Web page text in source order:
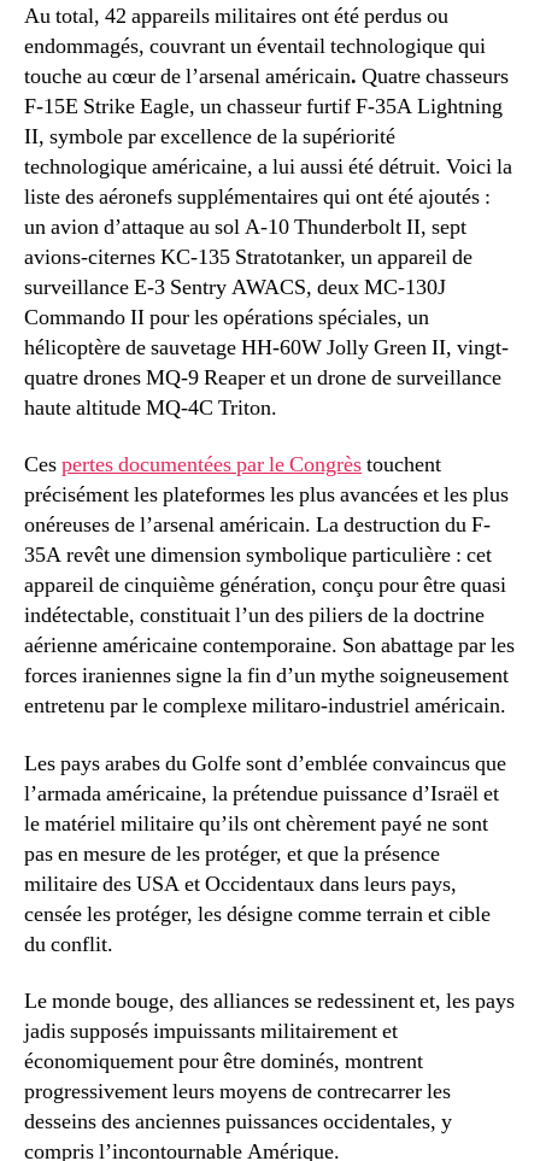
Au total, 42 appareils militaires ont été perdus ou
endommagés, couvrant un éventail technologique qui
touche au cœur de l’arsenal américain. Quatre chasseurs
F-15E Strike Eagle, un chasseur furtif F-35A Lightning
II, symbole par excellence de la supériorité
technologique américaine, a lui aussi été détruit. Voici la
liste des aéronefs supplémentaires qui ont été ajoutés :
un avion d’attaque au sol A-10 Thunderbolt II, sept
avions-citernes KC-135 Stratotanker, un appareil de
surveillance E-3 Sentry AWACS, deux MC-130J
Commando II pour les opérations spéciales, un
hélicoptère de sauvetage HH-60W Jolly Green II, vingt-
quatre drones MQ-9 Reaper et un drone de surveillance
haute altitude MQ-4C Triton.
Cespertes documentées par le Congrèstouchent
précisément les plateformes les plus avancées et les plus
onéreuses de l’arsenal américain. La destruction du F-
35A revêt une dimension symbolique particulière : cet
appareil de cinquième génération, conçu pour être quasi
indétectable, constituait l’un des piliers de la doctrine
aérienne américaine contemporaine. Son abattage par les
forces iraniennes signe la fin d’un mythe soigneusement
entretenu par le complexe militaro-industriel américain.
Les pays arabes du Golfe sont d’emblée convaincus que
l’armada américaine, la prétendue puissance d’Israël et
le matériel militaire qu’ils ont chèrement payé ne sont
pas en mesure de les protéger, et que la présence
militaire des USA et Occidentaux dans leurs pays,
censée les protéger, les désigne comme terrain et cible
du conflit.
Le monde bouge, des alliances se redessinent et, les pays
jadis supposés impuissants militairement et
économiquement pour être dominés, montrent
progressivement leurs moyens de contrecarrer les
desseins des anciennes puissances occidentales, y
compris l’incontournable Amérique.